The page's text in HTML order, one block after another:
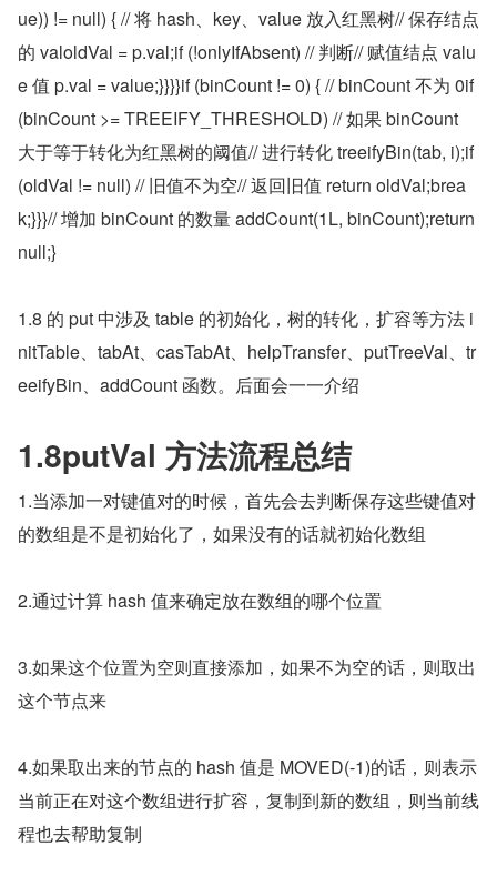
ue)) != null) { // 将 hash、key、value 放入红黑树// 保存结点
的 valoldVal = p.val;if (!onlyIfAbsent) // 判断// 赋值结点 valu
e 值 p.val = value;}}}}if (binCount != 0) { // binCount 不为 0if
(binCount >= TREEIFY_THRESHOLD) // 如果 binCount
大于等于转化为红黑树的阈值// 进行转化 treeifyBin(tab, i);if
(oldVal != null) // 旧值不为空// 返回旧值 return oldVal;brea
k;}}}// 增加 binCount 的数量 addCount(1L, binCount);return
null;}
1.8 的 put 中涉及 table 的初始化，树的转化，扩容等方法 i
nitTable、tabAt、casTabAt、helpTransfer、putTreeVal、tr
eeifyBin、addCount 函数。后面会一一介绍
1.8putVal 方法流程总结
1.当添加一对键值对的时候，首先会去判断保存这些键值对
的数组是不是初始化了，如果没有的话就初始化数组
2.通过计算 hash 值来确定放在数组的哪个位置
3.如果这个位置为空则直接添加，如果不为空的话，则取出
这个节点来
4.如果取出来的节点的 hash 值是 MOVED(-1)的话，则表示
当前正在对这个数组进行扩容，复制到新的数组，则当前线
程也去帮助复制